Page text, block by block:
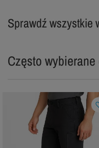
Sprawdź wszystkie
Często